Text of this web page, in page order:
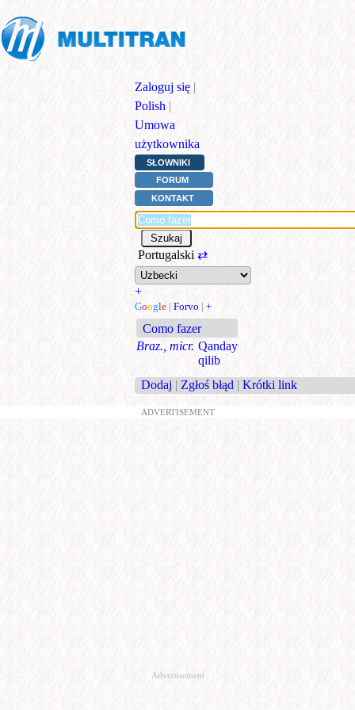
Zaloguj się |
Polish |
Umowa
użytkownika
SŁOWNIKI
FORUM
KONTAKT
Portugalski ⇄
+
Google | Forvo | +
Como fazer
Braz., micr. Qanday
qilib
Dodaj | Zgłoś błąd | Krótki link
ADVERTISEMENT
Advertisement